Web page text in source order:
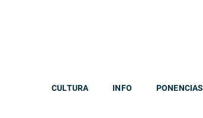
CULTURA INFO PONENCIAS